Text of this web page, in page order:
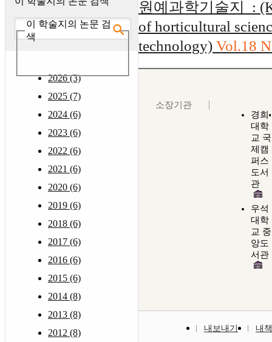
이 학술지의 논문 검
색
2026 (3)
2025 (7)
2024 (6)
2023 (6)
2022 (6)
2021 (6)
2020 (6)
2019 (6)
2018 (6)
2017 (6)
2016 (6)
2015 (6)
2014 (8)
2013 (8)
2012 (8)
원예과학기술지 :
of horticultural
technology) Vol.18
소장기관
경희
대학
교 국
제캠
퍼스
도서
관
우석
대학
교 중
앙도
서관
내보내기 내